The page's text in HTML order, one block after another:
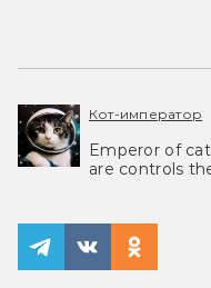
Кот-император
Emperor of
are controls